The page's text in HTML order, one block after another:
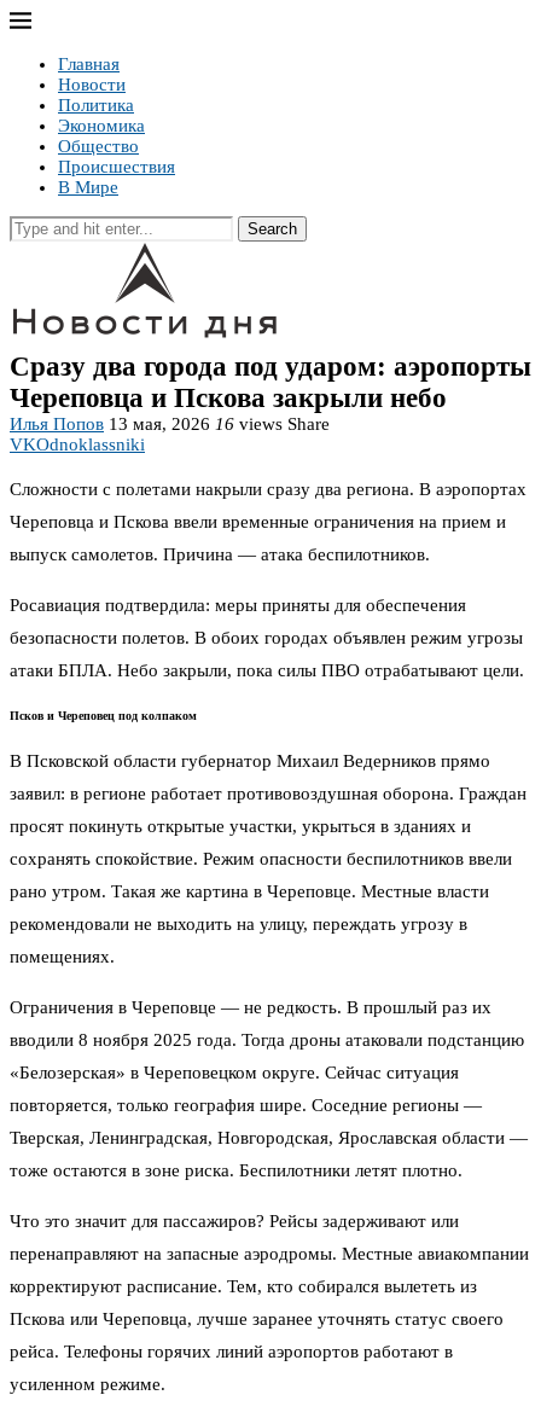
Главная
Новости
Политика
Экономика
Общество
Происшествия
В Мире
Search
Сразу два города под ударом: аэропорты
Череповца и Пскова закрыли небо
Илья Попов 13 мая, 2026 16 views Share
VKOdnoklassniki
Сложности с полетами накрыли сразу два региона. В аэропортах
Череповца и Пскова ввели временные ограничения на прием и
выпуск самолетов. Причина — атака беспилотников.
Росавиация подтвердила: меры приняты для обеспечения
безопасности полетов. В обоих городах объявлен режим угрозы
атаки БПЛА. Небо закрыли, пока силы ПВО отрабатывают цели.
Псков и Череповец под колпаком
В Псковской области губернатор Михаил Ведерников прямо
заявил: в регионе работает противовоздушная оборона. Граждан
просят покинуть открытые участки, укрыться в зданиях и
сохранять спокойствие. Режим опасности беспилотников ввели
рано утром. Такая же картина в Череповце. Местные власти
рекомендовали не выходить на улицу, переждать угрозу в
помещениях.
Ограничения в Череповце — не редкость. В прошлый раз их
вводили 8 ноября 2025 года. Тогда дроны атаковали подстанцию
«Белозерская» в Череповецком округе. Сейчас ситуация
повторяется, только география шире. Соседние регионы —
Тверская, Ленинградская, Новгородская, Ярославская области —
тоже остаются в зоне риска. Беспилотники летят плотно.
Что это значит для пассажиров? Рейсы задерживают или
перенаправляют на запасные аэродромы. Местные авиакомпании
корректируют расписание. Тем, кто собирался вылететь из
Пскова или Череповца, лучше заранее уточнять статус своего
рейса. Телефоны горячих линий аэропортов работают в
усиленном режиме.